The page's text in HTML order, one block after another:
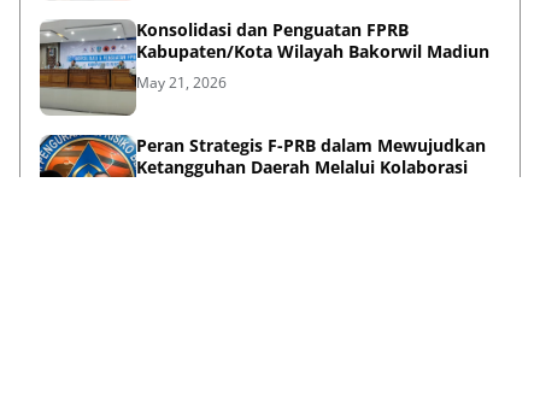
Konsolidasi dan Penguatan FPRB
Kabupaten/Kota Wilayah Bakorwil Madiun
May 21, 2026
Peran Strategis F-PRB dalam Mewujudkan
Ketangguhan Daerah Melalui Kolaborasi